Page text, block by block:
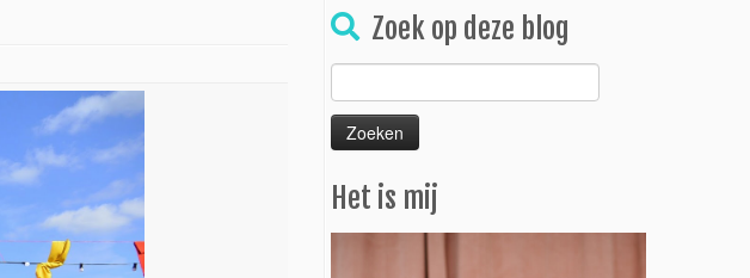
Zoek op deze blog
Zoeken
naar:
Het is mij